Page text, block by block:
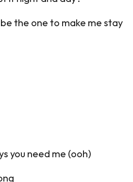
the one to make me stay
you need me (ooh)